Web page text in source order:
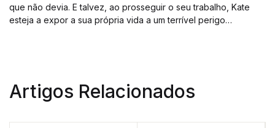
que não devia. E talvez, ao prosseguir o seu trabalho, Kate
esteja a expor a sua própria vida a um terrível perigo…
Artigos Relacionados